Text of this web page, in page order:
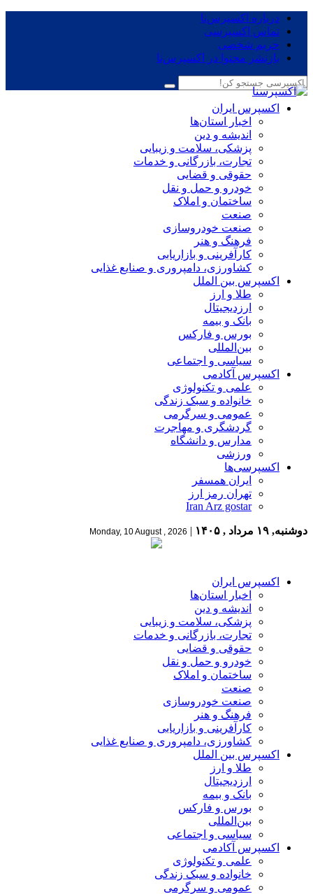
درباره اکسپرس‌نا
تماس اکسپرسی
حریم شخصی
بازنشر محتوا در اکسپرس‌نا
اکسپرس ایران
اخبار استان‌ها
اندیشه و دین
پزشکی، سلامت و زیبایی
تجارت، بازرگانی و خدمات
حقوقی و قضایی
خودرو و حمل و نقل
ساختمان و املاک
صنعت
صنعت خودروسازی
فرهنگ و هنر
کارآفرینی و بازاریابی
کشاورزی، دامپروری و صنایع غذایی
اکسپرس بین الملل
طلا و ارز
ارزدیجیتال
بانک و بیمه
بورس و فارکس
بین‌المللی
سیاسی و اجتماعی
اکسپرس آکادمی
علمی و تکنولوژی
خانواده و سبک زندگی
عمومی و سرگرمی
گردشگری و مهاجرت
مدارس و دانشگاه
ورزشی
اکسپرسی‌ها
ایران همسفر
تهران رمز ارز
Iran Arz gostar
دوشنبه, ۱۹ مرداد , ۱۴۰۵ |
Monday, 10 August , 2026
اکسپرس ایران
اخبار استان‌ها
اندیشه و دین
پزشکی، سلامت و زیبایی
تجارت، بازرگانی و خدمات
حقوقی و قضایی
خودرو و حمل و نقل
ساختمان و املاک
صنعت
صنعت خودروسازی
فرهنگ و هنر
کارآفرینی و بازاریابی
کشاورزی، دامپروری و صنایع غذایی
اکسپرس بین الملل
طلا و ارز
ارزدیجیتال
بانک و بیمه
بورس و فارکس
بین‌المللی
سیاسی و اجتماعی
اکسپرس آکادمی
علمی و تکنولوژی
خانواده و سبک زندگی
عمومی و سرگرمی